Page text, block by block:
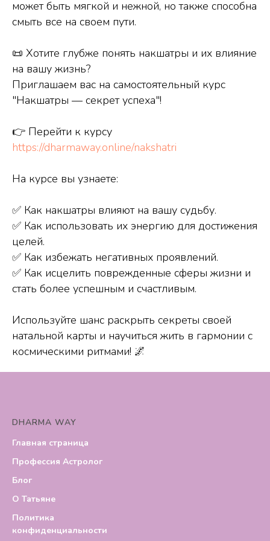
может быть мягкой и нежной, но также способна
смыть все на своем пути.
📜 Хотите глубже понять накшатры и их влияние
на вашу жизнь?
Приглашаем вас на самостоятельный курс
"Накшатры — секрет успеха"!
👉 Перейти к курсу
https://dharmaway.online/nakshatri
На курсе вы узнаете:
✅ Как накшатры влияют на вашу судьбу.
✅ Как использовать их энергию для достижения
целей.
✅ Как избежать негативных проявлений.
✅ Как исцелить поврежденные сферы жизни и
стать более успешным и счастливым.
Используйте шанс раскрыть секреты своей
натальной карты и научиться жить в гармонии с
космическими ритмами! 🌌
DHARMA WAY
Главная страница
Профессия Астролог
Блог
О Татьяне
Политика
конфиденциальности